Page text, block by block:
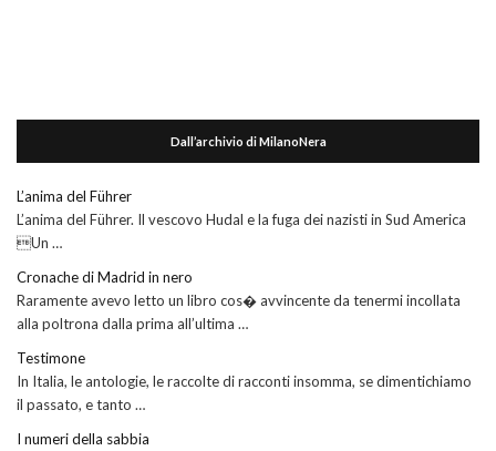
Dall’archivio di MilanoNera
L’anima del Führer
L’anima del Führer. Il vescovo Hudal e la fuga dei nazisti in Sud America
Un …
Cronache di Madrid in nero
Raramente avevo letto un libro cos� avvincente da tenermi incollata
alla poltrona dalla prima all’ultima …
Testimone
In Italia, le antologie, le raccolte di racconti insomma, se dimentichiamo
il passato, e tanto …
I numeri della sabbia